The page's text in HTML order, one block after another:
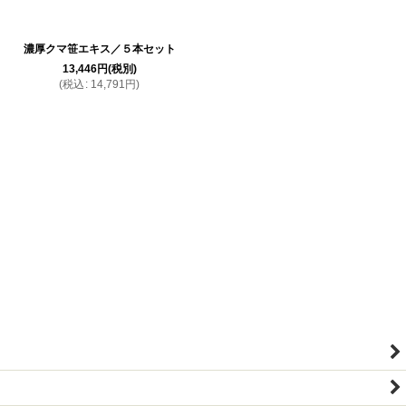
濃厚クマ笹エキス／５本セット
13,446円(税別)
(税込 : 14,791 円)